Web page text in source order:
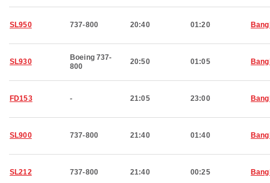
SL950 737-800 20:40 01:20
SL930
Boeing 737-
800
20:50 01:05
FD153 - 21:05 23:00
SL900 737-800 21:40 01:40
SL212 737-800 21:40 00:25